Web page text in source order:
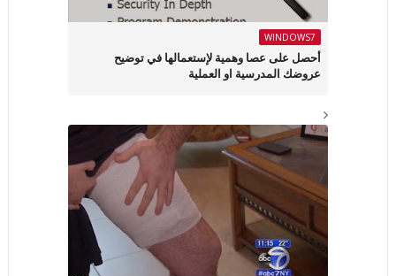
WINDOWS7
أحصل على عصا وهمية لإستعمالها في توضيح
عروضك المدرسية او العملية